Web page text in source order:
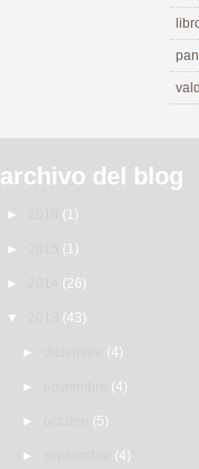
archivo del blog
► (1)
► (1)
► (26)
▼ (43)
► (4)
► (4)
► (5)
► (4)